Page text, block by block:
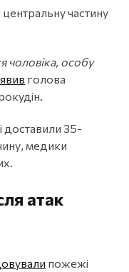
центральну частину
чоловіка, особу
голова
доставили 35-
медики
атак
пожежі